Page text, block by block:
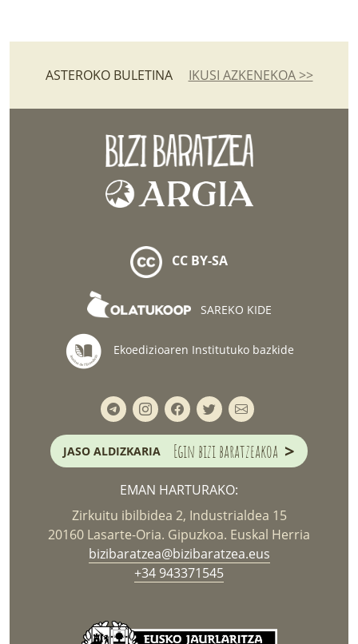
ASTEROKO BULETINA IKUSI AZKENEKOA >>
CC BY-SA
SAREKO KIDE
Ekoedizioaren Institutuko bazkide
JASO ALDIZKARIA Egin bizi baratzeakoa >
EMAN HARTURAKO:
Zirkuitu ibilbidea 2, Industrialdea 15
20160 Lasarte-Oria. Gipuzkoa. Euskal Herria
bizibaratzea@bizibaratzea.eus
+34 943371545